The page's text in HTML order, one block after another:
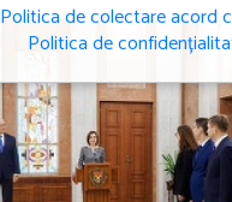
Politica de colectare acord
Politica de